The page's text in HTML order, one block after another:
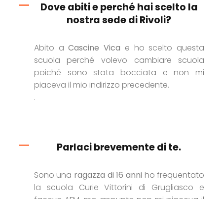
Dove abiti e perché hai scelto la
nostra sede di Rivoli?
Abito aCascine Vica e ho scelto questa
scuola perché volevo cambiare scuola
poiché sono stata bocciata e non mi
piaceva il mio indirizzo precedente.
.
Parlaci brevemente di te.
Sono una ragazza di 16 anni ho frequentato
la scuola Curie Vittorini di Grugliasco e